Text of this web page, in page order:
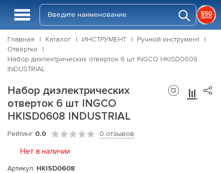
Главная Каталог ИНСТРУМЕНТ
Ручной инструмент
Отвертки
Набор диэлектрических отверток 6 шт INGCO HKISD0608
INDUSTRIAL
Набор диэлектрических
отверток 6 шт INGCO
HKISD0608 INDUSTRIAL
Рейтинг 0.0 0 отзывов
Нет в наличии
Артикул: HKISD0608